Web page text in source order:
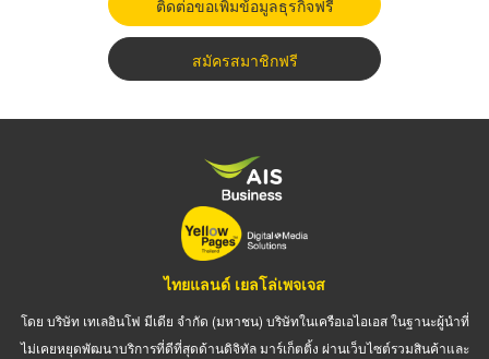
ติดต่อขอเพิ่มข้อมูลธุรกิจฟรี
สมัครสมาชิกฟรี
ไทยแลนด์ เยลโล่เพจเจส
โดย บริษัท เทเลอินโฟ มีเดีย จำกัด (มหาชน) บริษัทในเครือเอไอเอส ในฐานะผู้นำที่
ไม่เคยหยุดพัฒนาบริการที่ดีที่สุดด้านดิจิทัล มาร์เก็ตติ้ง ผ่านเว็บไซต์รวมสินค้าและ